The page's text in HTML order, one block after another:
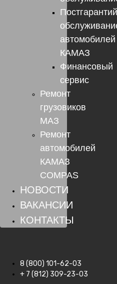
автомобилей
КАМАЗ
Финансовый
сервис
Ремонт
грузовиков
МАЗ
Ремонт
автомобилей
КАМАЗ
COMPAS
НОВОСТИ
ВАКАНСИИ
КОНТАКТЫ
8 (800) 101-62-03
+ 7 (812) 309-23-03